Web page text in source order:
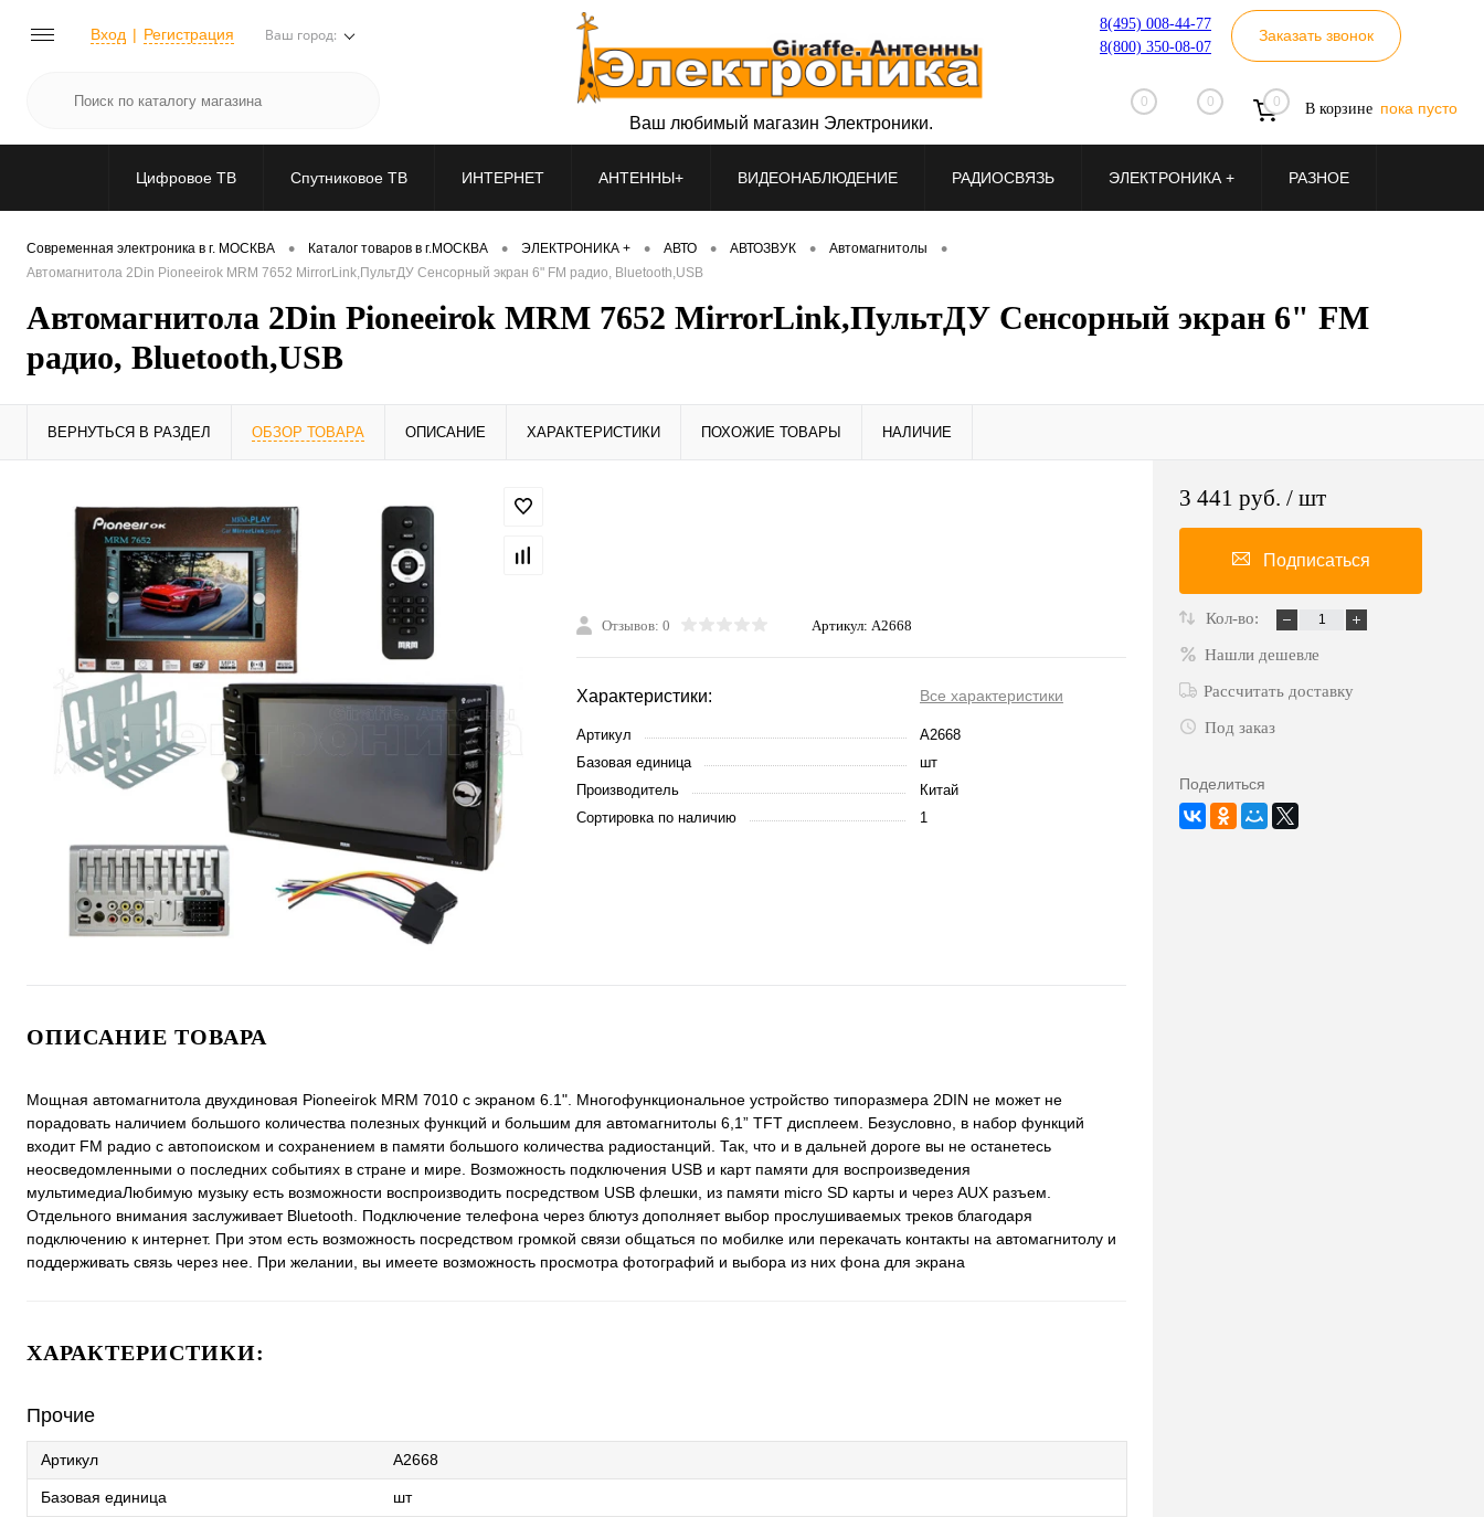
Вход Регистрация Ваш город:
8(495) 008-44-77
8(800) 350-08-07
Заказать звонок
0 0 0 В корзине пока пусто
Ваш любимый магазин Электроники.
Цифровое ТВ Спутниковое ТВ ИНТЕРНЕТ АНТЕННЫ+ ВИДЕОНАБЛЮДЕНИЕ РАДИОСВЯЗЬ ЭЛЕКТРОНИКА + РАЗНОЕ
Современная электроника в г. МОСКВА • Каталог товаров в г.МОСКВА • ЭЛЕКТРОНИКА + • АВТО • АВТОЗВУК • Автомагнитолы •
Автомагнитола 2Din Pioneeirok MRM 7652 MirrorLink,ПультДУ Сенсорный экран 6" FM радио, Bluetooth,USB
Автомагнитола 2Din Pioneeirok MRM 7652 MirrorLink,ПультДУ Сенсорный экран 6" FM
радио, Bluetooth,USB
ВЕРНУТЬСЯ В РАЗДЕЛ ОБЗОР ТОВАРА ОПИСАНИЕ ХАРАКТЕРИСТИКИ ПОХОЖИЕ ТОВАРЫ НАЛИЧИЕ
Отзывов: 0 Артикул: A2668
Характеристики: Все характеристики
Артикул
A2668
Базовая единица
шт
Производитель
Китай
Сортировка по наличию
1
ОПИСАНИЕ ТОВАРА
Мощная автомагнитола двухдиновая Pioneeirok MRM 7010 с экраном 6.1". Многофункциональное устройство типоразмера 2DIN не может не
порадовать наличием большого количества полезных функций и большим для автомагнитолы 6,1” TFT дисплеем. Безусловно, в набор функций
входит FM радио с автопоиском и сохранением в памяти большого количества радиостанций. Так, что и в дальней дороге вы не останетесь
неосведомленными о последних событиях в стране и мире. Возможность подключения USB и карт памяти для воспроизведения
мультимедиаЛюбимую музыку есть возможности воспроизводить посредством USB флешки, из памяти micro SD карты и через AUX разъем.
Отдельного внимания заслуживает Bluetooth. Подключение телефона через блютуз дополняет выбор прослушиваемых треков благодаря
подключению к интернет. При этом есть возможность посредством громкой связи общаться по мобилке или перекачать контакты на автомагнитолу и
поддерживать связь через нее. При желании, вы имеете возможность просмотра фотографий и выбора из них фона для экрана
ХАРАКТЕРИСТИКИ:
Прочие
Артикул A2668
Базовая единица шт
3 441 руб. / шт
Подписаться
Кол-во:
Нашли дешевле
Рассчитать доставку
Под заказ
Поделиться